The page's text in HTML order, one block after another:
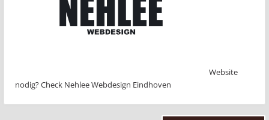
Website
nodig? Check Nehlee Webdesign Eindhoven